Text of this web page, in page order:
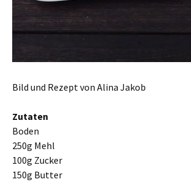
Bild und Rezept von Alina Jakob
Zutaten
Boden
250g Mehl
100g Zucker
150g Butter